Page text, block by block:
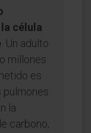
célula
. Un adulto
millones
es
pulmones
la
carbono,